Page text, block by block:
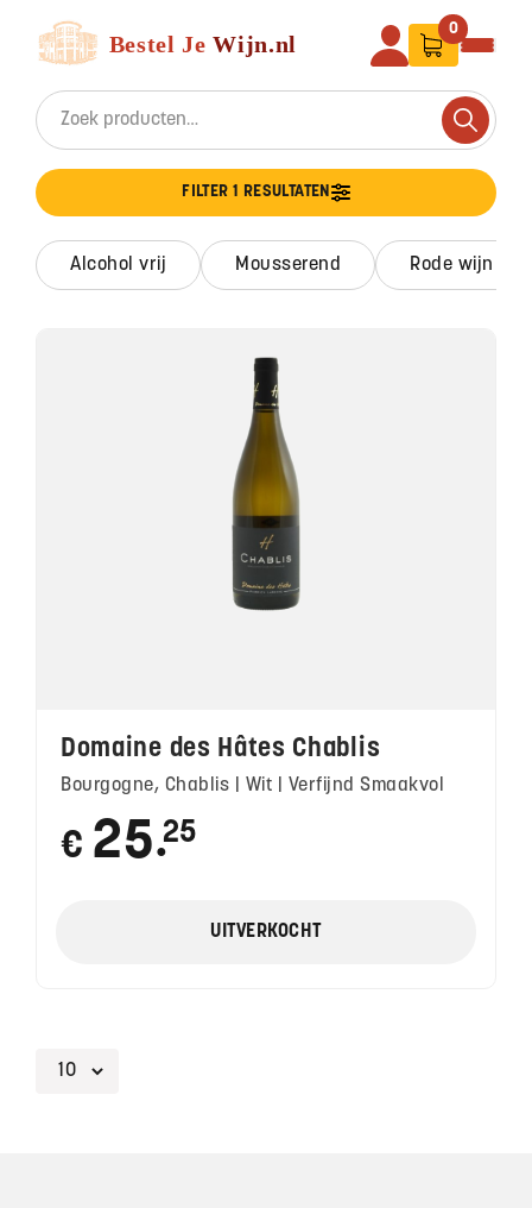
Search for:
Search
0
FILTER 1 RESULTATEN
alcohol vrij mousserend rode wijn
Domaine des Hâtes Chablis
Bourgogne, Chablis | Wit | Verfijnd Smaakvol
€ 25 ●
25
UITVERKOCHT